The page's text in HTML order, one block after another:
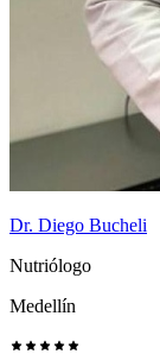
Dr. Diego Bucheli
Nutriólogo
Medellín